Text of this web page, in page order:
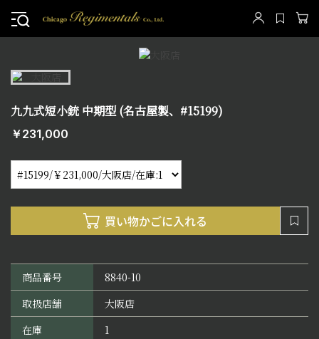
九九式短小銃 中期型 (名古屋製、#15199)
￥231,000
商品番号
8840-10
取扱店舗
大阪店
在庫
1